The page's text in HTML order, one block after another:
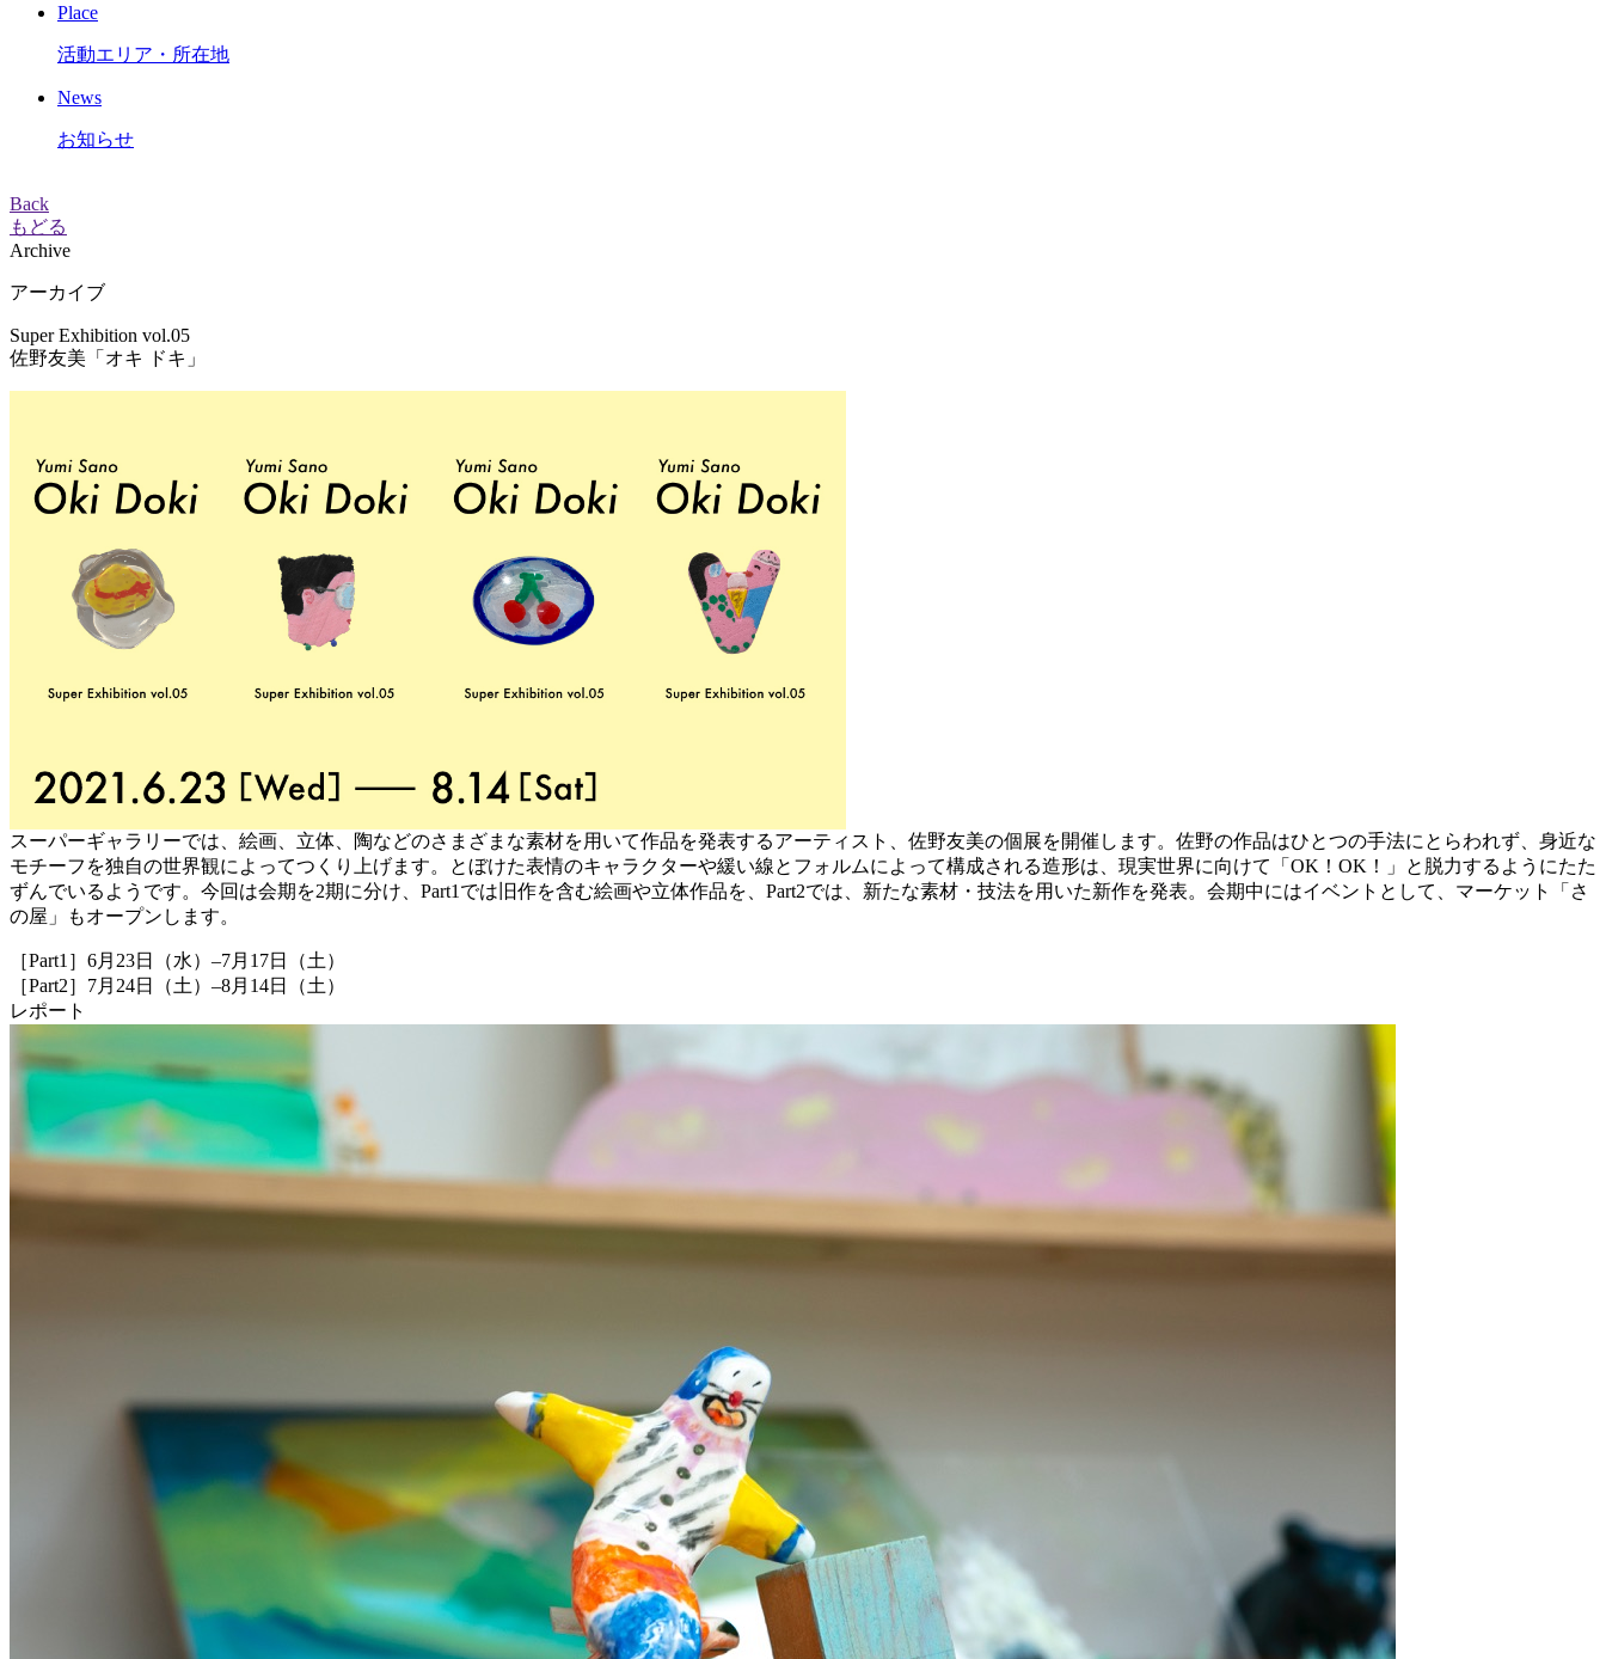
Place
活動エリア・所在地
News
お知らせ
Back
もどる
Archive
アーカイブ
Super Exhibition vol.05
佐野友美「オキ ドキ」
スーパーギャラリーでは、絵画、立体、陶などのさまざまな素材を用いて作品を発表するアーティスト、佐野友美の個展を開催します。佐野の作品はひとつの手法にとらわれず、身近な
モチーフを独自の世界観によってつくり上げます。とぼけた表情のキャラクターや緩い線とフォルムによって構成される造形は、現実世界に向けて「OK！OK！」と脱力するようにたた
ずんでいるようです。今回は会期を2期に分け、Part1では旧作を含む絵画や立体作品を、Part2では、新たな素材・技法を用いた新作を発表。会期中にはイベントとして、マーケット「さ
の屋」もオープンします。
［Part1］6月23日（水）–7月17日（土）
［Part2］7月24日（土）–8月14日（土）
レポート